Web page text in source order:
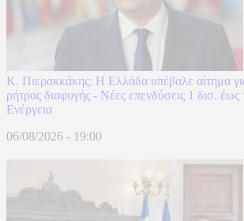
Κ. Πιερακκάκης: Η Ελλάδα υπέβαλε αίτημα
ρήτρας διαφυγής - Νέες επενδύσεις 1 δισ. έως
Ενέργεια
06/08/2026 - 19:00